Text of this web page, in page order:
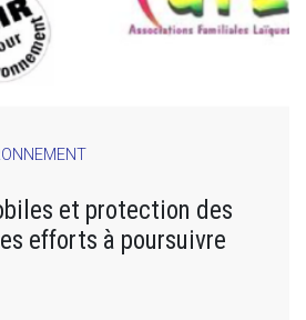
et protection des
efforts à poursuivre